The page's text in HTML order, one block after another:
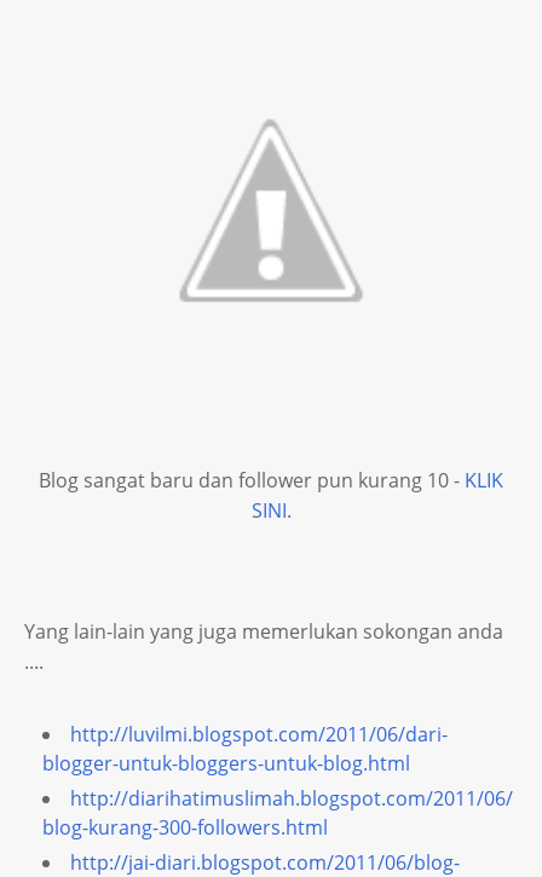
Blog sangat baru dan follower pun kurang 10 - KLIK
SINI.
Yang lain-lain yang juga memerlukan sokongan anda
....
http://luvilmi.blogspot.com/2011/06/dari-
blogger-untuk-bloggers-untuk-blog.html
http://diarihatimuslimah.blogspot.com/2011/06/
blog-kurang-300-followers.html
http://jai-diari.blogspot.com/2011/06/blog-